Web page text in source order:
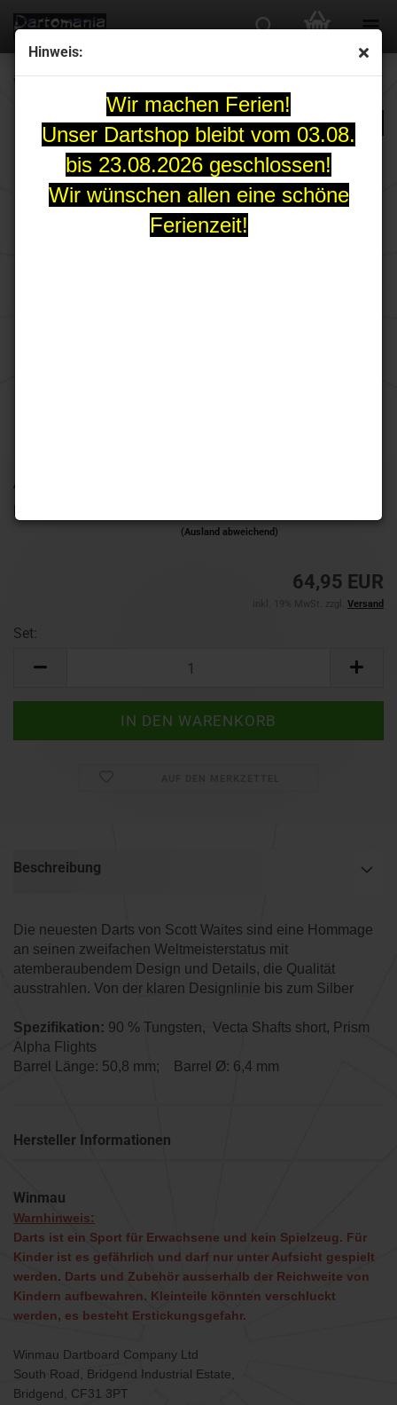
Hinweis:
Wir machen Ferien!
Unser Dartshop bleibt vom 03.08.
bis 23.08.2026 geschlossen!
Wir wünschen allen eine schöne
Ferienzeit!
Art.Nr.:
Lieferzeit:
(Ausland abweichend)
64,95 EUR
inkl. 19% MwSt. zzgl. Versand
Set:
Beschreibung
Die neuesten Darts von Scott Waites sind eine Hommage
an seinen zweifachen Weltmeisterstatus mit
atemberaubendem Design und Details, die Qualität
ausstrahlen. Von der klaren Designlinie bis zum Silber
Spezifikation: 90 % Tungsten, Vecta Shafts short, Prism
Alpha Flights
Barrel Länge: 50,8 mm; Barrel Ø: 6,4 mm
Hersteller Informationen
Winmau
Warnhinweis:
Darts ist ein Sport für Erwachsene und kein Spielzeug. Für
Kinder ist es gefährlich und darf nur unter Aufsicht gespielt
werden. Darts und Zubehör ausserhalb der Reichweite von
Kindern aufbewahren. Kleinteile könnten verschluckt
werden, es besteht Erstickungsgefahr.
Winmau Dartboard Company Ltd
South Road, Bridgend Industrial Estate,
Bridgend, CF31 3PT